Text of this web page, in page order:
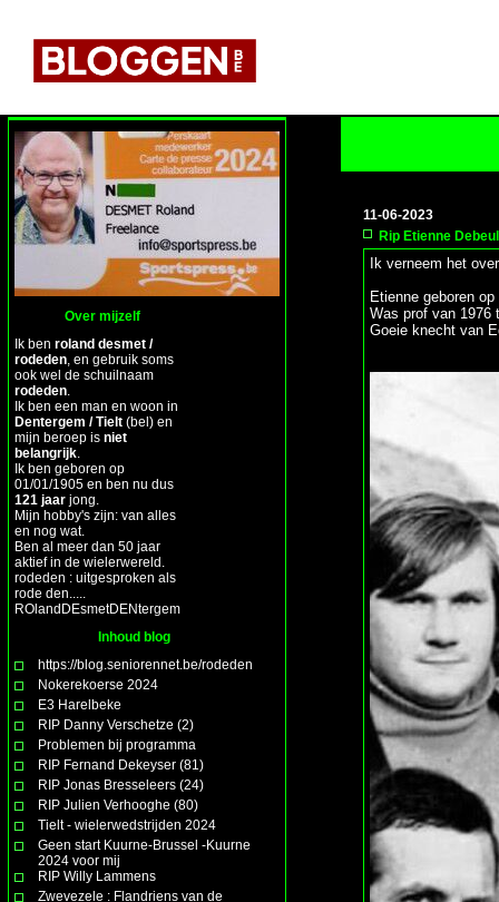
Over mijzelf
Ik ben roland desmet /
rodeden , en gebruik soms
ook wel de schuilnaam
rodeden
Ik ben een man en woon in
Dentergem / Tielt (bel) en
mijn beroep is niet
belangrijk
Ik ben geboren op
01/01/1905 en ben nu dus
121 jaar jong.
Mijn hobby's zijn: van alles
en nog wat.
Ben al meer dan 50 jaar
aktief in de wielerwereld.
rodeden : uitgesproken als
rode den.....
ROlandDEsmetDENtergem
Inhoud blog
https://blog.seniorennet.be/rodeden
Nokerekoerse 2024
E3 Harelbeke
RIP Danny Verschetze (2)
Problemen bij programma
RIP Fernand Dekeyser (81)
RIP Jonas Bresseleers (24)
RIP Julien Verhooghe (80)
Tielt - wielerwedstrijden 2024
Geen start Kuurne-Brussel -Kuurne
2024 voor mij
RIP Willy Lammens
Zwevezele : Flandriens van de
11-06-2023
Rip Etienne
Ik verneem het
Etienne geboren
Was prof van 1976
Goeie knecht van